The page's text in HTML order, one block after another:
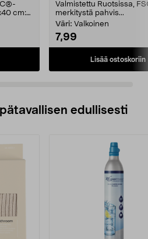
cm:n
Valmistettu Ruotsissa,
merkitystä pahvis...
Väri: Valkoinen
7,99
Lisää ostoskoriin
edullisesti